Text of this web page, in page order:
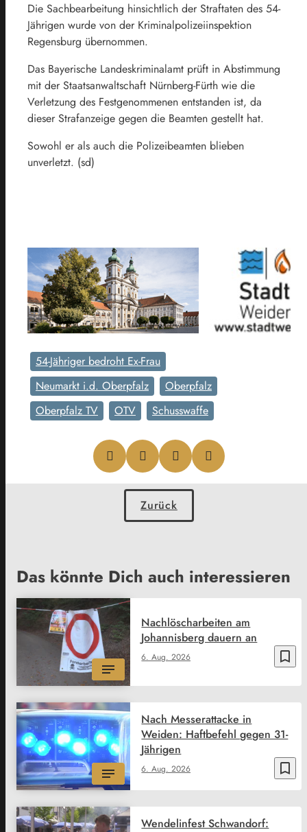
Die Sachbearbeitung hinsichtlich der Straftaten des 54-
Jährigen wurde von der Kriminalpolizeiinspektion
Regensburg übernommen.
Das Bayerische Landeskriminalamt prüft in Abstimmung
mit der Staatsanwaltschaft Nürnberg-Fürth wie die
Verletzung des Festgenommenen entstanden ist, da
dieser Strafanzeige gegen die Beamten gestellt hat.
Sowohl er als auch die Polizeibeamten blieben
unverletzt. (sd)
54-Jähriger bedroht Ex-Frau
Neumarkt i.d. Oberpfalz
Oberpfalz
Oberpfalz TV
OTV Schusswaffe
Zurück
Das könnte Dich auch interessieren
bookmark_border
6. Aug. 2026
Nachlöscharbeiten am
Johannisberg dauern an
bookmark_border
6. Aug. 2026
Nach Messerattacke in
Weiden: Haftbefehl gegen 31-
Jährigen
Wendelinfest Schwandorf: